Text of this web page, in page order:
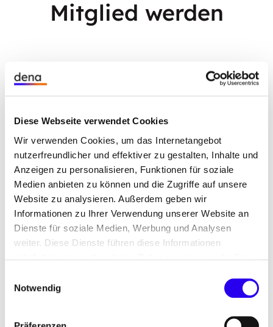
Diese Webseite verwendet Cookies
Wir verwenden Cookies, um das Internetangebot
nutzerfreundlicher und effektiver zu gestalten, Inhalte und
Anzeigen zu personalisieren, Funktionen für soziale
Medien anbieten zu können und die Zugriffe auf unsere
Website zu analysieren. Außerdem geben wir
Informationen zu Ihrer Verwendung unserer Website an
Dienste für soziale Medien, Werbung und Analysen
weiter. Diese Dienste führen diese Informationen
Nutzung der Dienste gesammelt haben.
Notwendig
Mitglied werden
Sie teilen unsere
Vision?
Dann wirken Sie mit!
Deutschland hat sich ehrgeizige
Energiewendeziele für den Strom- und
Wärmesektor gesetzt. Angesichts der Dringlichkeit
müssen umgehend zusätzliche Investitionen in
Der Direktbezug von grüner Energie ist ein
Dekarbonisierungsstrategie von Unternehmen.